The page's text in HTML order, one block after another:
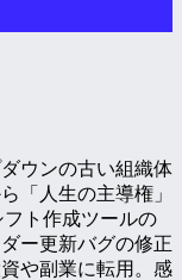
ウンの古い組織体
「人生の主導権」
ト作成ツールの
ー更新バグの修正
や副業に転用。感